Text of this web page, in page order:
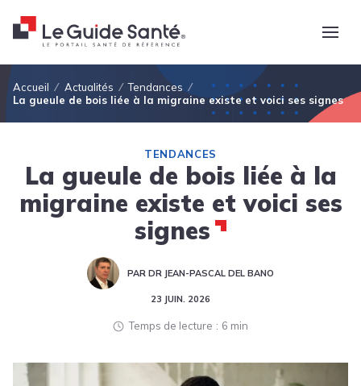
Fil d'Ariane
Accueil Actualités
Tendances
La gueule de bois liée à la migraine existe et voici ses signes
TENDANCES
La gueule de bois liée à la
migraine existe et voici ses
signes
PAR DR JEAN-PASCAL DEL BANO
23 JUIN. 2026
Temps de lecture 6 min